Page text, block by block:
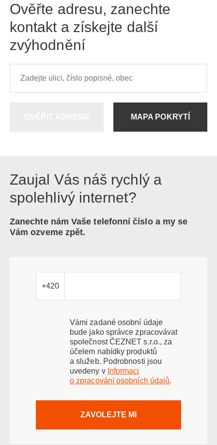
Ověřte adresu, zanechte
kontakt a získejte další
zvýhodnění
MAPA POKRYTÍ
Zaujal Vás náš rychlý a
spolehlivý internet?
Zanechte nám Vaše telefonní číslo a my se
Vám ozveme zpět.
+420
Vámi zadané osobní údaje
bude jako správce zpracovávat
společnost ČEZNET s.r.o., za
účelem nabídky produktů
a služeb. Podrobnosti jsou
uvedeny v Informaci
o zpracování osobních údajů.
ZAVOLEJTE MI